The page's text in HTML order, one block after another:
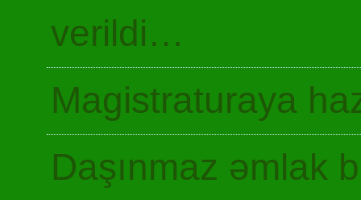
verildi…
Magistraturaya
Daşınmaz əmlak